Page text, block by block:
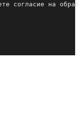
согласие на